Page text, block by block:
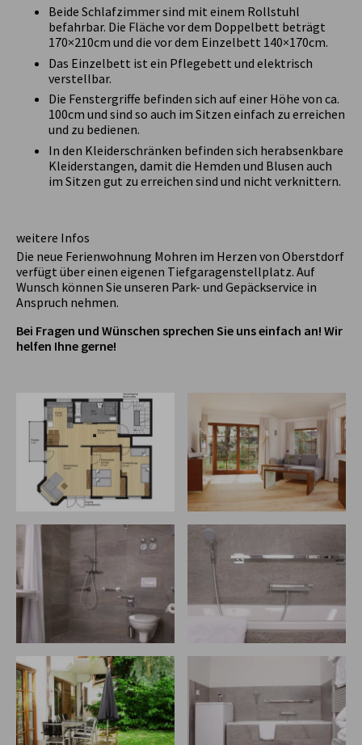
Beide Schlafzimmer sind mit einem Rollstuhl
befahrbar. Die Fläche vor dem Doppelbett beträgt
170×210cm und die vor dem Einzelbett 140×170cm.
Das Einzelbett ist ein Pflegebett und elektrisch
verstellbar.
Die Fenstergriffe befinden sich auf einer Höhe von ca.
100cm und sind so auch im Sitzen einfach zu erreichen
und zu bedienen.
In den Kleiderschränken befinden sich herabsenkbare
Kleiderstangen, damit die Hemden und Blusen auch
im Sitzen gut zu erreichen sind und nicht verknittern.
weitere Infos
Die neue Ferienwohnung Mohren im Herzen von Oberstdorf
verfügt über einen eigenen Tiefgaragenstellplatz. Auf
Wunsch können Sie unseren Park- und Gepäckservice in
Anspruch nehmen.
Bei Fragen und Wünschen sprechen Sie uns einfach an! Wir
helfen Ihne gerne!